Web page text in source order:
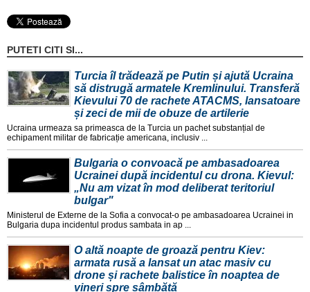
PUTETI CITI SI...
Turcia îl trădează pe Putin și ajută Ucraina
să distrugă armatele Kremlinului. Transferă
Kievului 70 de rachete ATACMS, lansatoare
și zeci de mii de obuze de artilerie
Ucraina urmeaza sa primeasca de la Turcia un pachet substanțial de
echipament militar de fabricație americana, inclusiv ...
Bulgaria o convoacă pe ambasadoarea
Ucrainei după incidentul cu drona. Kievul:
„Nu am vizat în mod deliberat teritoriul
bulgar"
Ministerul de Externe de la Sofia a convocat-o pe ambasadoarea Ucrainei in
Bulgaria dupa incidentul produs sambata in ap ...
O altă noapte de groază pentru Kiev:
armata rusă a lansat un atac masiv cu
drone și rachete balistice în noaptea de
vineri spre sâmbătă